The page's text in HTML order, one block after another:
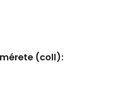
(coll):